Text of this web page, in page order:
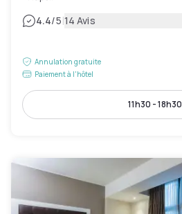
4.4/5|14 Avis
Annulation gratuite
Paiement à l'hôtel
11h30 - 18h30